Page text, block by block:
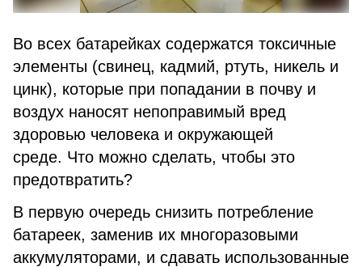
Во всех батарейках содержатся токсичные
элементы (свинец, кадмий, ртуть, никель и
цинк), которые при попадании в почву и
воздух наносят непоправимый вред
здоровью человека и окружающей
среде. Что можно сделать, чтобы это
предотвратить?
В первую очередь снизить потребление
батареек, заменив их многоразовыми
аккумуляторами, и сдавать использованные